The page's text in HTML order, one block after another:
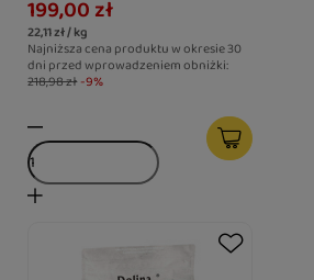
wspierające redukcję stresu
199,00 zł
22,11 zł / kg
Najniższa cena produktu w okresie 30
dni przed wprowadzeniem obniżki:
218,98 zł-9%